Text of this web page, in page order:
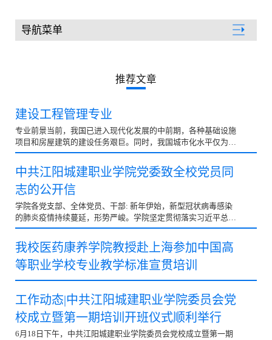
导航菜单
推荐文章
建设工程管理专业
专业前景当前，我国已进入现代化发展的中前期，各种基础设施
项目和房屋建筑的建设任务艰巨。同时，我国城市化水平仅为
36%左右，而发达国家普遍超过70%，如果在21世纪中叶可...
中共江阳城建职业学院党委致全校党员同
志的公开信
学院各党支部、全体党员、干部: 新年伊始，新型冠状病毒感染
的肺炎疫情持续蔓延，形势严峻。学院坚定贯彻落实习近平总书
记重要指示和党中央、上级组织决策部署，加强疫情防...
我校医药康养学院教授赴上海参加中国高
等职业学校专业教学标准宣贯培训
工作动态|中共江阳城建职业学院委员会党
校成立暨第一期培训开班仪式顺利举行
6月18日下午，中共江阳城建职业学院委员会党校成立暨第一期